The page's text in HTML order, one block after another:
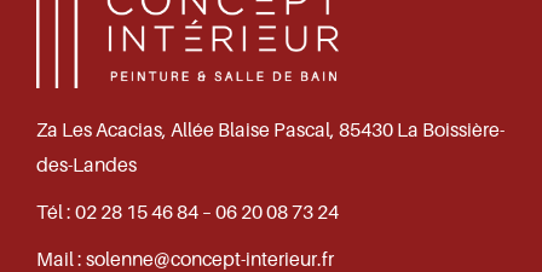
Za Les Acacias, Allée Blaise Pascal, 85430 La Boissière-
des-Landes
Tél : 02 28 15 46 84 – 06 20 08 73 24
Mail : solenne@concept-interieur.fr